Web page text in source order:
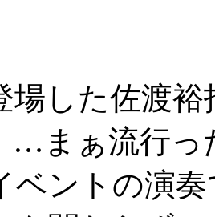
場した佐渡
…まぁ流行
ベントの演